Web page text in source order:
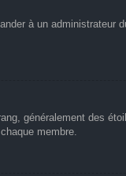
à un administrateur
généralement des
membre.